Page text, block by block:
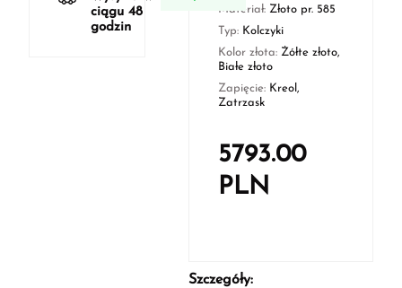
ciągu 48
godzin
Materiał: Złoto pr. 585
Typ: Kolczyki
Kolor złota: Żółte złoto,
Białe złoto
Zapięcie: Kreol,
Zatrzask
5793.00
PLN
Szczegóły: